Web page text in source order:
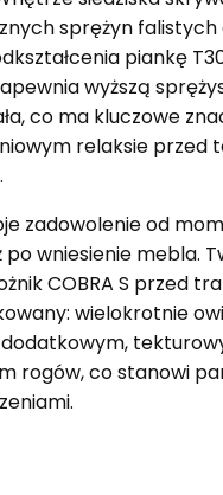
sprężyn
piankę
wyższą
co ma kluczowe
relaksie przed
zadowolenie od
po wniesienie mebla.
COBRA S przed
wielokrotnie
rogów, co stanowi